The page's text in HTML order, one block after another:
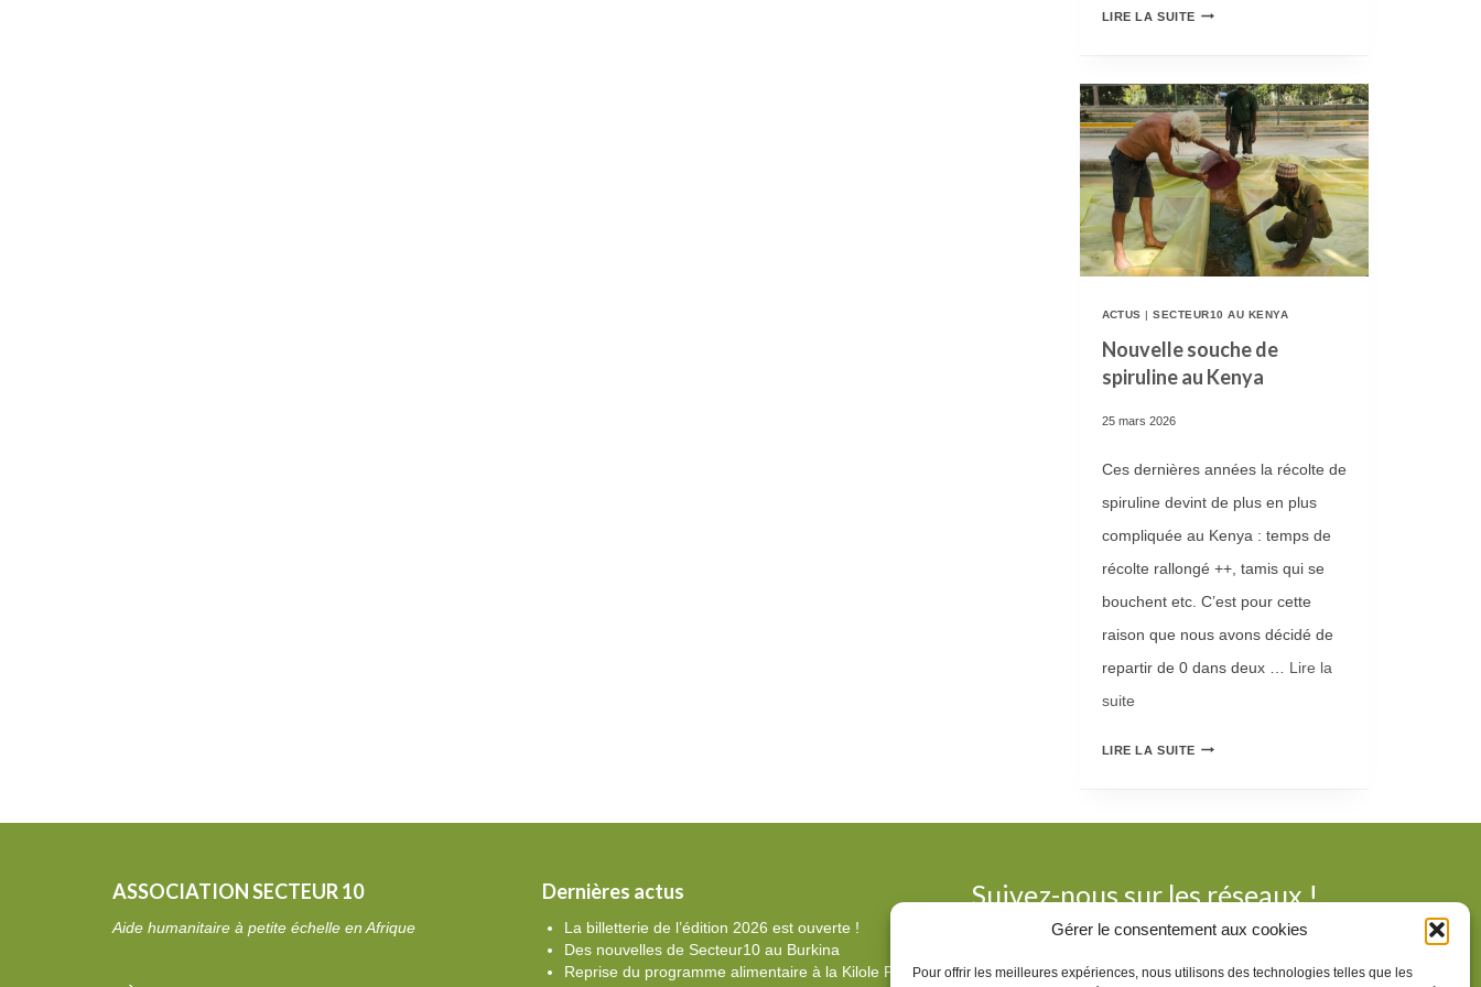
Gérer le consentement aux cookies
Pour offrir les meilleures expériences, nous utilisons des technologies telles que les
N
2
6
E
O
U
V
E
E
!
LIRE LA SUITER
R
I
S
U
P
R
O
A
M
M
E
A
L
I
R
E
À
ACTUS |SECTEUR10 AU KENYA
Nouvelle souche de
spiruline au Kenya
25 mars 2026
Ces dernières années la récolte de
spiruline devint de plus en plus
compliquée au Kenya : temps de
récolte rallongé ++, tamis qui se
bouchent etc. C’est pour cette
raison que nous avons décidé de
repartir de 0 dans deux … Lire la
suite­­
LIRE LA SUITEN
E
ASSOCIATION SECTEUR 10
Aide humanitaire à petite échelle en Afrique
Dernières actus
La billetterie de l’édition 2026 est ouverte !
Des nouvelles de Secteur10 au Burkina
Reprise du programme alimentaire à la Kilole Primary
Suivez-nous sur les réseaux !
pages :